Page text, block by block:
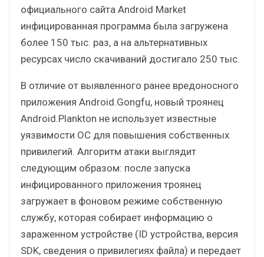
официального сайта Android Market
инфицированная программа была загружена
более 150 тыс. раз, а на альтернативных
ресурсах число скачиваний достигало 250 тыс.
В отличие от выявленного ранее вредоносного
приложения Android.Gongfu, новый троянец
Android.Plankton не использует известные
уязвимости ОС для повышения собственных
привилегий. Алгоритм атаки выглядит
следующим образом: после запуска
инфицированного приложения троянец
загружает в фоновом режиме собственную
службу, которая собирает информацию о
зараженном устройстве (ID устройства, версия
SDK, сведения о привилегиях файла) и передает